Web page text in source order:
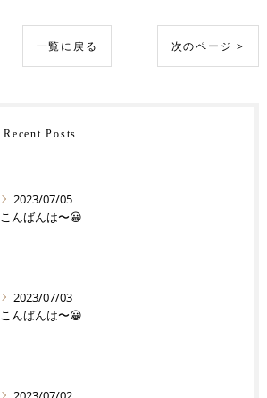
一覧に戻る 次のページ >
Recent Posts
2023/07/05
こんばんは〜😀
2023/07/03
こんばんは〜😀